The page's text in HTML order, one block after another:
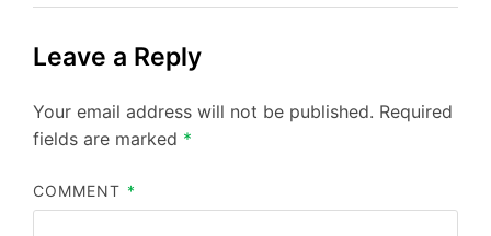
Leave a Reply
Your email address will not be published. Required
fields are marked *
COMMENT *